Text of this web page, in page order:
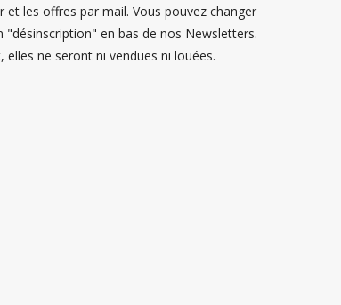
les offres par mail. Vous pouvez changer
en bas de nos Newsletters.
ne seront ni vendues ni louées.